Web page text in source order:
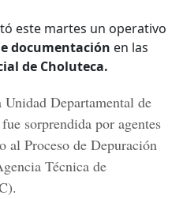
este martes un operativo
documentación en las
de Choluteca.
Departamental de
sorprendida por agentes
al Proceso de Depuración
Técnica de